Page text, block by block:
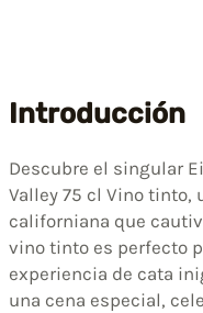
Introducción
Descubre el singular
Valley 75 cl Vino
californiana que
vino tinto es perfecto
experiencia de cata
una cena especial,